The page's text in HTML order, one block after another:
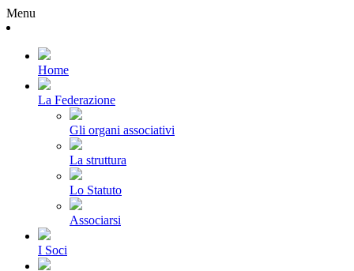
Menu
Home
La Federazione
Gli organi associativi
La struttura
Lo Statuto
Associarsi
I Soci